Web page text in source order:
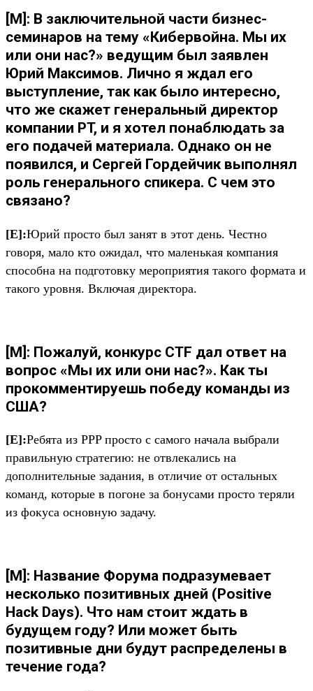
[М]: В заключительной части бизнес-
семинаров на тему «Кибервойна. Мы их
или они нас?» ведущим был заявлен
Юрий Максимов. Лично я ждал его
выступление, так как было интересно,
что же скажет генеральный директор
компании PT, и я хотел понаблюдать за
его подачей материала. Однако он не
появился, и Сергей Гордейчик выполнял
роль генерального спикера. С чем это
связано?
[Е]:Юрий просто был занят в этот день. Честно
говоря, мало кто ожидал, что маленькая компания
способна на подготовку мероприятия такого формата и
такого уровня. Включая директора.
[М]: Пожалуй, конкурс CTF дал ответ на
вопрос «Мы их или они нас?». Как ты
прокомментируешь победу команды из
США?
[Е]:Ребята из PPP просто с самого начала выбрали
правильную стратегию: не отвлекались на
дополнительные задания, в отличие от остальных
команд, которые в погоне за бонусами просто теряли
из фокуса основную задачу.
[М]: Название Форума подразумевает
несколько позитивных дней (Positive
Hack Days). Что нам стоит ждать в
будущем году? Или может быть
позитивные дни будут распределены в
течение года?